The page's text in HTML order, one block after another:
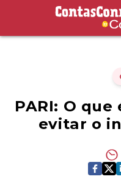
Contas Connosco by
PARI: O
evitar o